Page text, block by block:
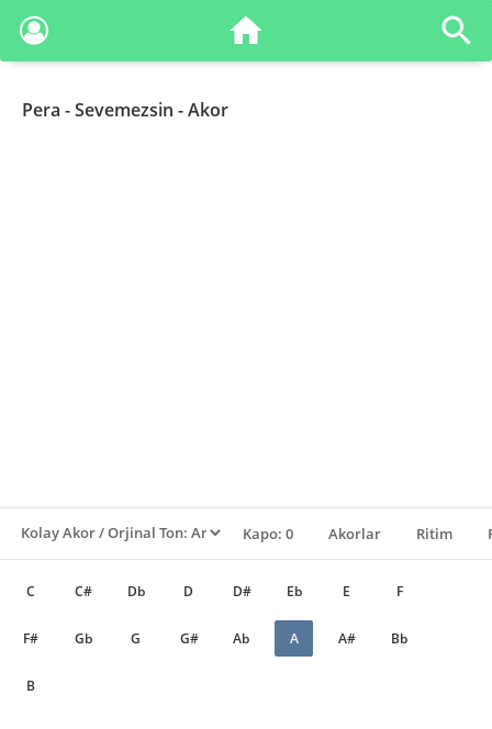
Pera - Sevemezsin - Akor
Kapo: 0 Akorlar Ritim
C C# Db D D# Eb E F
F# Gb G G# Ab A A# Bb
B